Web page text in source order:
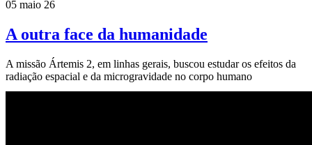
05 maio 26
A outra face da humanidade
A missão Ártemis 2, em linhas gerais, buscou estudar os efeitos da
radiação espacial e da microgravidade no corpo humano